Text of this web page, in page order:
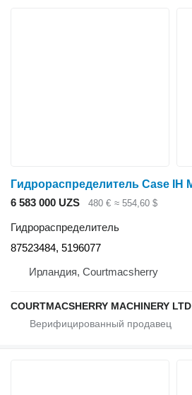
6 583 000 UZS 480 € ≈ 554,60 $
Гидрораспределитель
87523484, 5196077
Ирландия, Courtmacsherry
COURTMACSHERRY MACHINERY LTD